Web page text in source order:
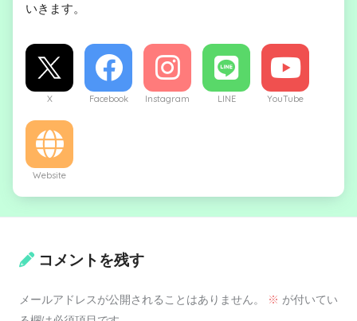
いきます。
X Facebook Instagram LINE YouTube
Website
コメントを残す
メールアドレスが公開されることはありません。 ※ が付いてい